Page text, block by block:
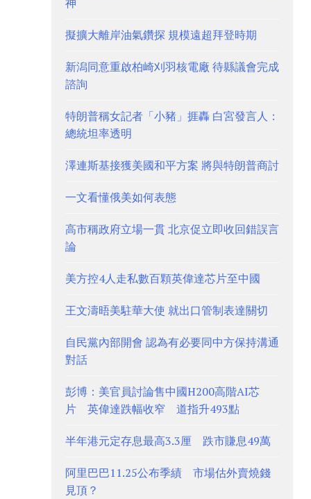
擬擴大離岸油氣鑽探 規模遠超拜登時期
新潟同意重啟柏崎刈羽核電廠 待縣議會完成
諮詢
特朗普稱女記者「小豬」捱轟 白宮發言人：
總統坦率透明
澤連斯基接獲美國和平方案 將與特朗普商討
一文看懂俄美如何表態
高市稱政府立場一貫 北京促立即收回錯誤言
論
美方控4人走私數百顆英偉達芯片至中國
王文濤晤美駐華大使 就出口管制表達關切
自民黨內部開會 認為有必要同中方保持溝通
對話
彭博：美官員討論售中國H200高階AI芯
片 英偉達跌幅收窄 道指升493點
半年港元定存息最高3.3厘 跌市賺息49萬
阿里巴巴11.25公布季績 市場估外賣燒錢
見頂？